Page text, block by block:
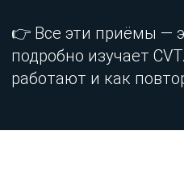
👉 Все эти приёмы —
подробно изучает
работают и как